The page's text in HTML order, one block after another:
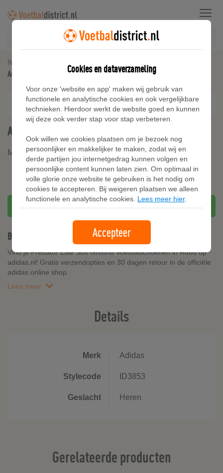
Menu
Home
Adidas Predator Elite Soft Ground Voetbalschoenen
Adidas Predator Elite Soft Ground Voetbalschoenen
Merk:Adidas
Bekijken
Beschrijving
Vind je Predator Elite Soft Ground Voetbalschoenen in Rood op
adidas.nl! Gratis verzendopties en 30 dagen retour in de officiële
adidas online shop.
Lees meer
Details
Merk Adidas
Stylecode ID3853
Geslacht Heren
Gerelateerde producten
Cookies en dataverzameling
Voor onze 'website en app' maken wij gebruik van
functionele en analytische cookies en ook vergelijkbare
technieken. Hierdoor werkt de website goed en kunnen
wij deze ook verder stap voor stap verbeteren.
Ook willen we cookies plaatsen om je bezoek nog
persoonlijker en makkelijker te maken, zodat wij en
derde partijen jou internetgedrag kunnen volgen en
persoonlijke content kunnen laten zien. Om optimaal in
volle glorie onze website te gebruiken is het nodig om
cookies te accepteren. Bij weigeren plaatsen we alleen
functionele en analytische cookies. Lees meer hier.
Accepteer